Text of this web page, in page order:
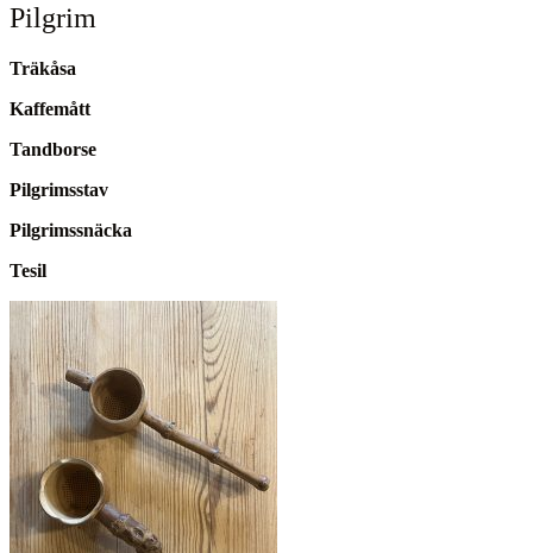
Pilgrim
Träkåsa
Kaffemått
Tandborse
Pilgrimsstav
Pilgrimssnäcka
Tesil